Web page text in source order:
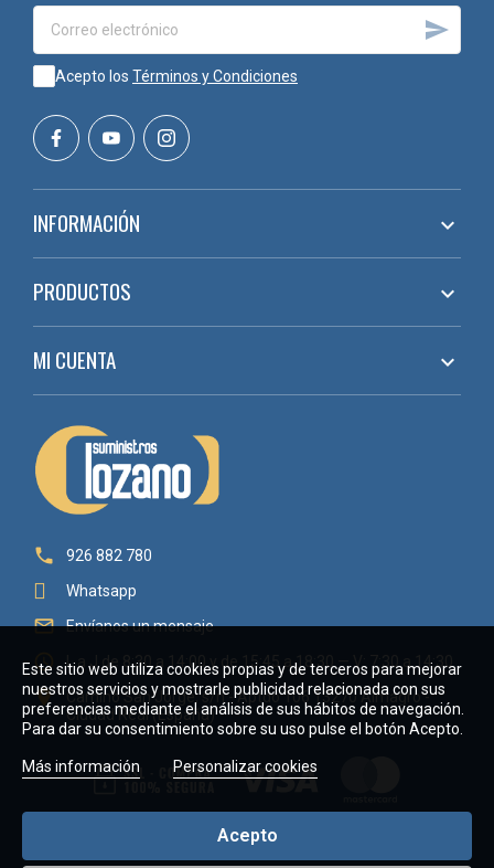

Acepto los Términos y Condiciones
INFORMACIÓN 
PRODUCTOS 
MI CUENTA 

926 882 780
Whatsapp
 Envíanos un mensaje
 L a J de 8:30 a 14:00 y de 15:45 a 18:30 — V: 7:30 a 14:30

Camino San Jorge, s/n - Aptdo 106 13270 Almagro -
Ciudad Real (España)
Este sitio web utiliza cookies propias y de terceros para mejorar
nuestros servicios y mostrarle publicidad relacionada con sus
preferencias mediante el análisis de sus hábitos de navegación.
Para dar su consentimiento sobre su uso pulse el botón Acepto.
Más información Personalizar cookies
Acepto